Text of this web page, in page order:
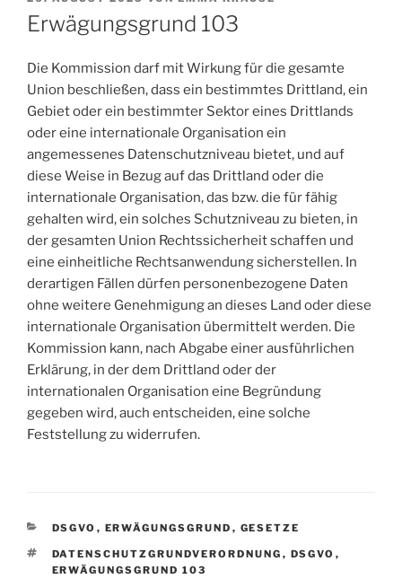
AM
Erwägungsgrund 103
Die Kommission darf mit Wirkung für die gesamte
Union beschließen, dass ein bestimmtes Drittland, ein
Gebiet oder ein bestimmter Sektor eines Drittlands
oder eine internationale Organisation ein
angemessenes Datenschutzniveau bietet, und auf
diese Weise in Bezug auf das Drittland oder die
internationale Organisation, das bzw. die für fähig
gehalten wird, ein solches Schutzniveau zu bieten, in
der gesamten Union Rechtssicherheit schaffen und
eine einheitliche Rechtsanwendung sicherstellen. In
derartigen Fällen dürfen personenbezogene Daten
ohne weitere Genehmigung an dieses Land oder diese
internationale Organisation übermittelt werden. Die
Kommission kann, nach Abgabe einer ausführlichen
Erklärung, in der dem Drittland oder der
internationalen Organisation eine Begründung
gegeben wird, auch entscheiden, eine solche
Feststellung zu widerrufen.
KATEGORIEN
DSGVO , ERWÄGUNGSGRUND , GESETZE
SCHLAGWÖRTER
DATENSCHUTZGRUNDVERORDNUNG , DSGVO ,
ERWÄGUNGSGRUND 103